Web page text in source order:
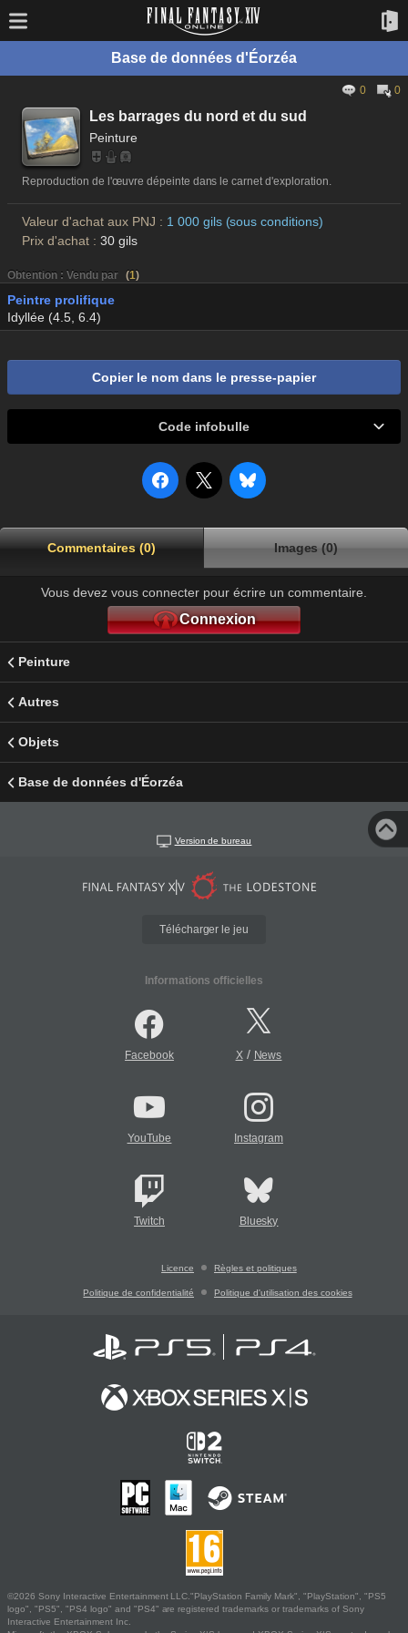
Base de données d'Éorzéa
0 0
Les barrages du nord et du sud
Peinture
Reproduction de l'œuvre dépeinte dans le carnet d'exploration.
Valeur d'achat aux PNJ : 1 000 gils (sous conditions)
Prix d'achat : 30 gils
Obtention : Vendu par (1)
Peintre prolifique
Idyllée (4.5, 6.4)
Copier le nom dans le presse-papier
Code infobulle
Commentaires (0) Images (0)
Vous devez vous connecter pour écrire un commentaire.
Connexion
Peinture
Autres
Objets
Base de données d'Éorzéa
Version de bureau
Télécharger le jeu
Informations officielles
Facebook X/ News
YouTube Instagram
Twitch Bluesky
Licence Règles et politiques
Politique de confidentialité Politique d'utilisation des cookies
©2026 Sony Interactive Entertainment LLC."PlayStation Family Mark", "PlayStation", "PS5
logo", "PS5", "PS4 logo" and "PS4" are registered trademarks or trademarks of Sony
Interactive Entertainment Inc.